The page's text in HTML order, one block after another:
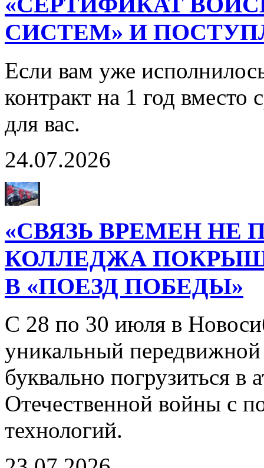
СИСТЕМ» И
Если вам уже
контракт на 1 год
для вас.
24.07.2026
«СВЯЗЬ ВРЕМЕН НЕ
КОЛЛЕДЖА
В «ПОЕЗД ПОБЕДЫ»
С 28 по 30 июля в
уникальный
буквально погрузиться
Отечественной войны с
технологий.